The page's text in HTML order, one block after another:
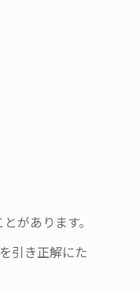
があります。
引き正解にた